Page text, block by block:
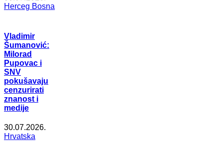
Herceg Bosna
Vladimir
Šumanović:
Milorad
Pupovac i
SNV
pokušavaju
cenzurirati
znanost i
medije
30.07.2026.
Hrvatska